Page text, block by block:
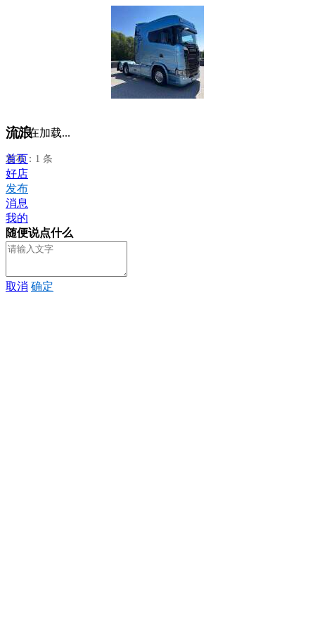
流浪
发布：1 条
正在加载...
首页
好店
发布
消息
我的
随便说点什么
取消 确定